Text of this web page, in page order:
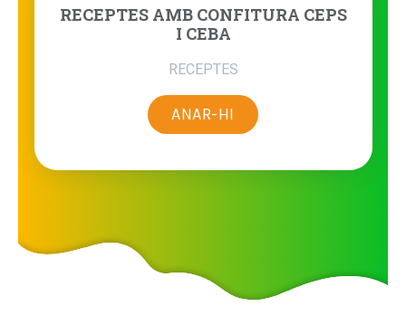
RECEPTES AMB CONFITURA CEPS
I CEBA
RECEPTES
ANAR-HI